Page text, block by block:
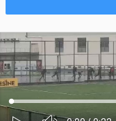
Çerez nedir?
Çerezler, web-sitelerinin,
amacıyla kullandığı küçük
işletilmesi için kesinlikle
Diğer çerez türleri için
kullanmaktadır. Bazı
tarafından yerleştirilir.
Ses
Yükleniyor:
0%